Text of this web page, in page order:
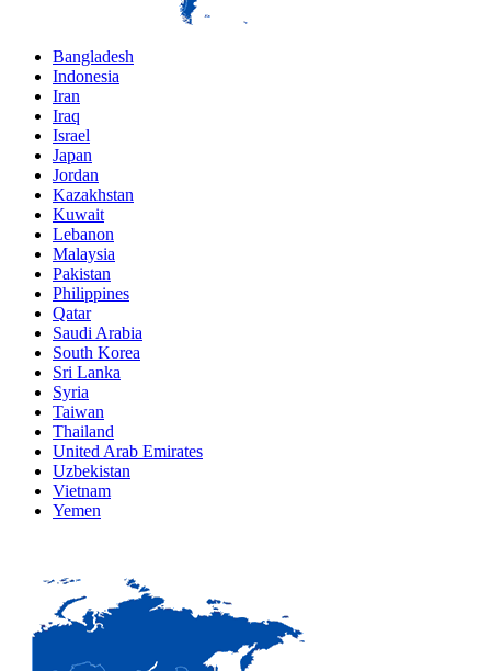
Bangladesh
Indonesia
Iran
Iraq
Israel
Japan
Jordan
Kazakhstan
Kuwait
Lebanon
Malaysia
Pakistan
Philippines
Qatar
Saudi Arabia
South Korea
Sri Lanka
Syria
Taiwan
Thailand
United Arab Emirates
Uzbekistan
Vietnam
Yemen